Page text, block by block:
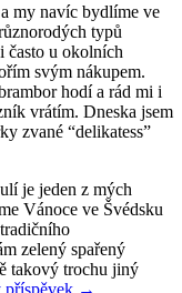
my navíc bydlíme ve
typů
často u okolních
svým nákupem.
hodí a rád mi i
vrátím. Dneska jsem
zvané “delikatess”
je jeden z mých
Vánoce ve Švédsku
zelený spařený
takový trochu jiný
příspěvek →